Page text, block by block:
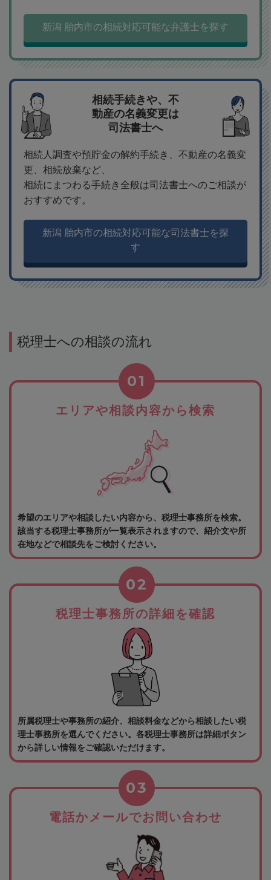
新潟 胎内市の相続対応可能な弁護士を探す
相続手続きや、不
動産の名義変更は
司法書士へ
相続人調査や預貯金の解約手続き、不動産の名義変
更、相続放棄など、
相続にまつわる手続き全般は司法書士へのご相談が
おすすめです。
新潟 胎内市の相続対応可能な司法書士を探
す
税理士への相談の流れ
エリアや相談内容から検索
01
希望のエリアや相談したい内容から、税理士事務所を検索。
該当する税理士事務所が一覧表示されますので、紹介文や所
在地などで相談先をご検討ください。
税理士事務所の詳細を確認
02
所属税理士や事務所の紹介、相談料金などから相談したい税
理士事務所を選んでください。各税理士事務所は詳細ボタン
から詳しい情報をご確認いただけます。
電話かメールでお問い合わせ
03